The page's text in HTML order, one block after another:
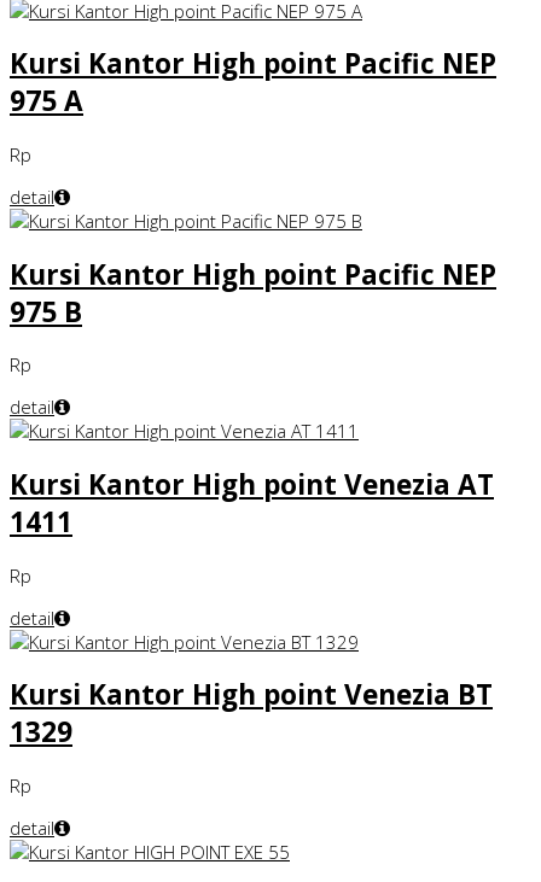
Kursi Kantor High point Pacific NEP
975 A
Rp
detail
Kursi Kantor High point Pacific NEP
975 B
Rp
detail
Kursi Kantor High point Venezia AT
1411
Rp
detail
Kursi Kantor High point Venezia BT
1329
Rp
detail